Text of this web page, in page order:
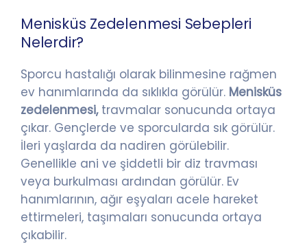
Menisküs Zedelenmesi Sebepleri
Nelerdir?
Sporcu hastalığı olarak bilinmesine rağmen
ev hanımlarında da sıklıkla görülür. Menisküs
zedelenmesi,travmalar sonucunda ortaya
çıkar. Gençlerde ve sporcularda sık görülür.
İleri yaşlarda da nadiren görülebilir.
Genellikle ani ve şiddetli bir diz travması
veya burkulması ardından görülür. Ev
hanımlarının, ağır eşyaları acele hareket
ettirmeleri, taşımaları sonucunda ortaya
çıkabilir.